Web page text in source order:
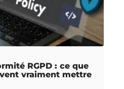
RGPD : ce que
vraiment mettre